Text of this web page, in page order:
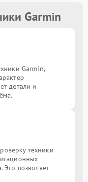
Garmin
Garmin,
детали и
техники
Это позволяет